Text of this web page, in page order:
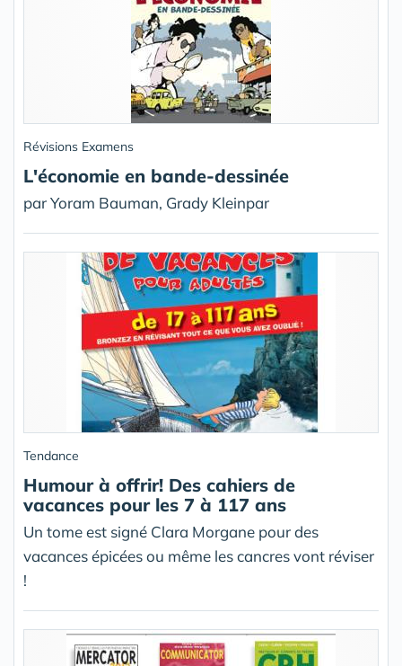
Révisions Examens
L'économie en bande-dessinée
par Yoram Bauman, Grady Kleinpar
Tendance
Humour à offrir! Des cahiers de
vacances pour les 7 à 117 ans
Un tome est signé Clara Morgane pour des
vacances épicées ou même les cancres vont réviser
!